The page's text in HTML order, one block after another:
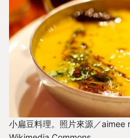
小扁豆料理。照片來源／aimee